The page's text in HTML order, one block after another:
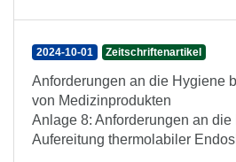
2024-10-01 Zeitschriftenartikel
Anforderungen an die Hygiene
von Medizinprodukten
Anlage 8: Anforderungen an
Aufereitung thermolabiler